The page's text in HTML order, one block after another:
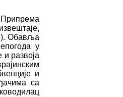
Обавља
у
развоја
и
са